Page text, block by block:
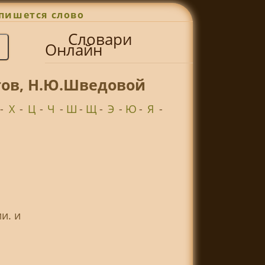
слово
Словари
Онлайн
Н.Ю.Шведовой
Х - Ц - Ч - Ш - Щ- Э - Ю - Я -
и